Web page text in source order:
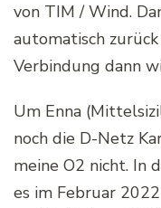
von TIM / Wind.
automatisch
Verbindung dann
Um Enna
noch die D-Netz
meine O2 nicht. In
es im Februar